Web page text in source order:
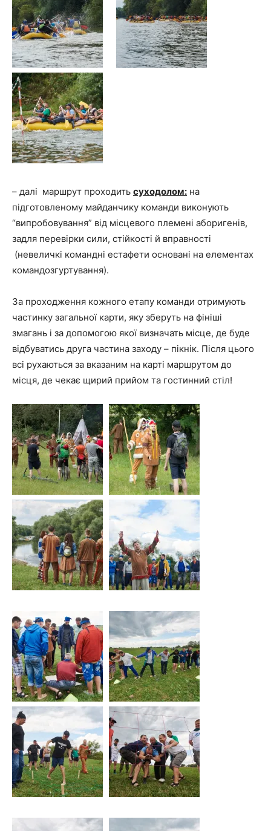
– далі маршрут проходить суходолом: на
підготовленому майданчику команди виконують
“випробовування” від місцевого племені аборигенів,
задля перевірки сили, стійкості й вправності
(невеличкі командні естафети основані на елементах
командозгуртування).
За проходження кожного етапу команди отримують
частинку загальної карти, яку зберуть на фініші
змагань і за допомогою якої визначать місце, де буде
відбуватись друга частина заходу – пікнік. Після цього
всі рухаються за вказаним на карті маршрутом до
місця, де чекає щирий прийом та гостинний стіл!